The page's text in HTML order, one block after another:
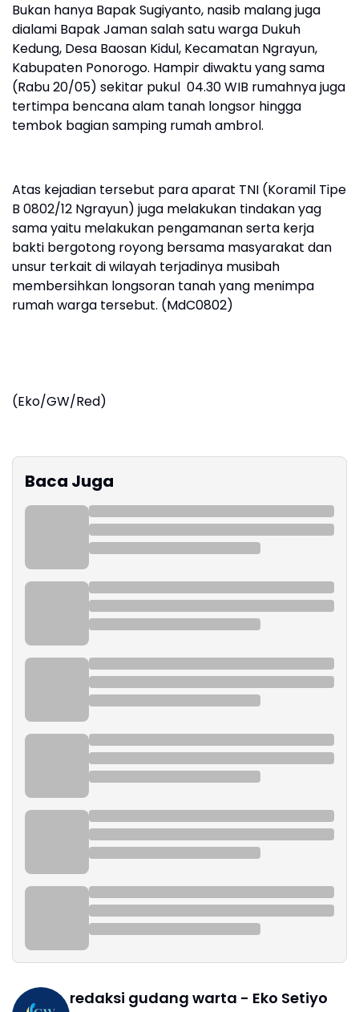
Bukan hanya Bapak Sugiyanto, nasib malang juga
dialami Bapak Jaman salah satu warga Dukuh
Kedung, Desa Baosan Kidul, Kecamatan Ngrayun,
Kabupaten Ponorogo. Hampir diwaktu yang sama
(Rabu 20/05) sekitar pukul 04.30 WIB rumahnya juga
tertimpa bencana alam tanah longsor hingga
tembok bagian samping rumah ambrol.
Atas kejadian tersebut para aparat TNI (Koramil Tipe
B 0802/12 Ngrayun) juga melakukan tindakan yag
sama yaitu melakukan pengamanan serta kerja
bakti bergotong royong bersama masyarakat dan
unsur terkait di wilayah terjadinya musibah
membersihkan longsoran tanah yang menimpa
rumah warga tersebut. (MdC0802)
(Eko/GW/Red)
Baca Juga
redaksi gudang warta - Eko Setiyo